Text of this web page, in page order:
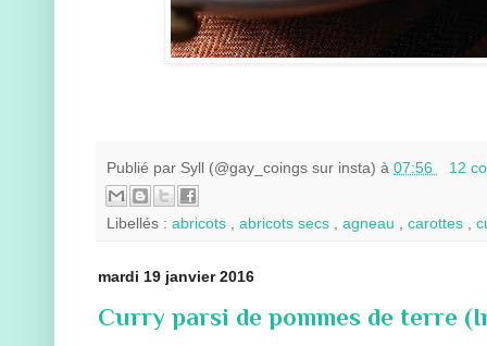
Publié par Syll (@gay_coings sur insta) à 07:56 12
Libellés : abricots abricots secs agneau carottes
mardi 19 janvier 2016
Curry parsi de pommes de terre